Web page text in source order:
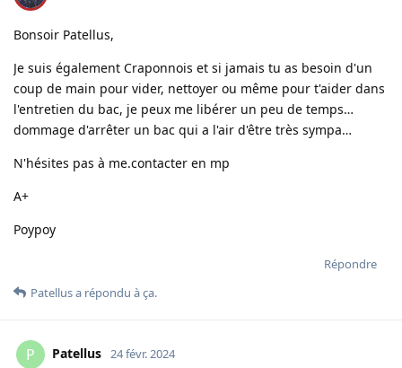
Bonsoir Patellus,
Je suis également Craponnois et si jamais tu as besoin d'un
coup de main pour vider, nettoyer ou même pour t'aider dans
l'entretien du bac, je peux me libérer un peu de temps…
dommage d'arrêter un bac qui a l'air d'être très sympa…
N'hésites pas à me.contacter en mp
A+
Poypoy
Répondre
Patellusa répondu à ça.
P Patellus 24 févr. 2024